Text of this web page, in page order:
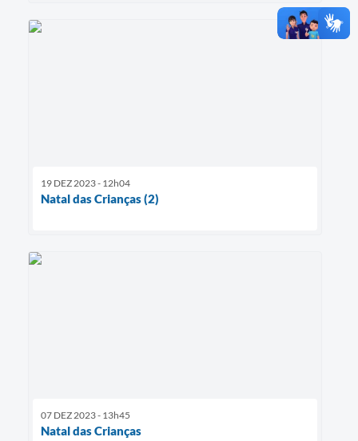
19 DEZ 2023 - 12h04
Natal das Crianças (2)
07 DEZ 2023 - 13h45
Natal das Crianças